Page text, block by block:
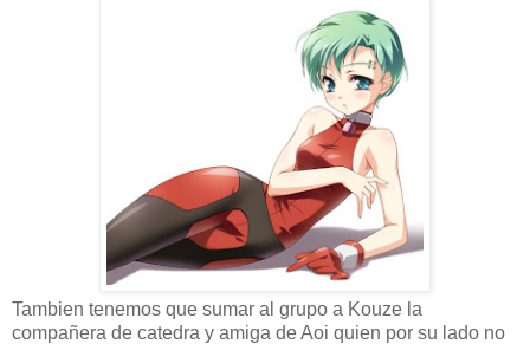
Tambien tenemos que sumar al grupo a Kouze la
compañera de catedra y amiga de Aoi quien por su lado no